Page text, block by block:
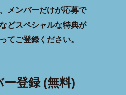
メンバーだけが応募で
どスペシャルな特典が
てご登録ください。
ー登録 (無料)